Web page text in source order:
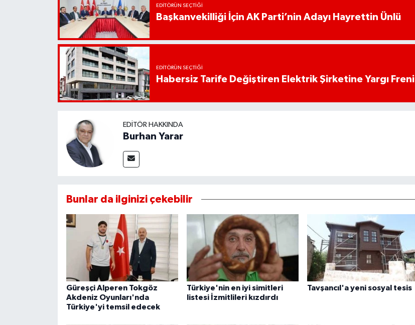
EDITÖRÜN SEÇTIĞI
Başkanvekilliği İçin AK Parti’nin Adayı Hayrettin Ünlü
EDITÖRÜN SEÇTIĞI
Habersiz Tarife Değiştiren Elektrik Şirketine Yargı Freni
EDITÖR HAKKINDA
Burhan Yarar
Bunlar da ilginizi çekebilir
Güreşçi Alperen Tokgöz
Akdeniz Oyunları'nda
Türkiye'yi temsil edecek
Türkiye'nin en iyi simitleri
listesi İzmitlileri kızdırdı
Tavşancıl'a yeni sosyal tesis